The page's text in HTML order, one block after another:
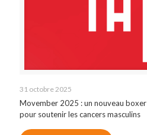
31 octobre 2025
Movember 2025 : un nouveau
pour soutenir les cancers masculins